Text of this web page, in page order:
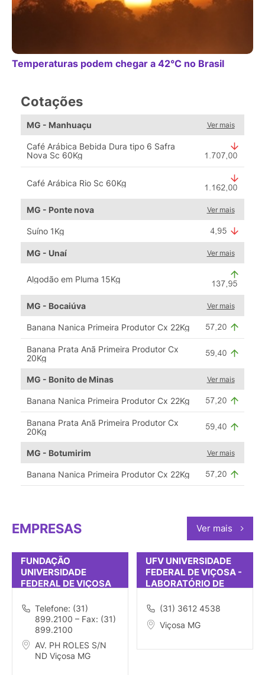
Temperaturas podem chegar a 42°C no Brasil
Cotações
MG - Manhuaçu Ver mais
Café Arábica Bebida Dura tipo 6 Safra
Nova Sc 60Kg
Café Arábica Rio Sc 60Kg
MG - Ponte nova Ver mais
Suíno 1Kg
MG - Unaí Ver mais
Algodão em Pluma 15Kg
MG - Bocaiúva Ver mais
Banana Nanica Primeira Produtor Cx 22Kg
Banana Prata Anã Primeira Produtor Cx
20Kg
MG - Bonito de Minas Ver mais
Banana Nanica Primeira Produtor Cx 22Kg
Banana Prata Anã Primeira Produtor Cx
20Kg
MG - Botumirim Ver mais
Banana Nanica Primeira Produtor Cx 22Kg
EMPRESAS Ver mais
FUNDAÇÃO
UNIVERSIDADE
FEDERAL DE VIÇOSA
Telefone: (31)
899.2100 – Fax: (31)
899.2100
AV. PH ROLES S/N
ND Viçosa MG
UFV UNIVERSIDADE
FEDERAL DE VIÇOSA -
LABORATÓRIO DE
(31) 3612 4538
Viçosa MG